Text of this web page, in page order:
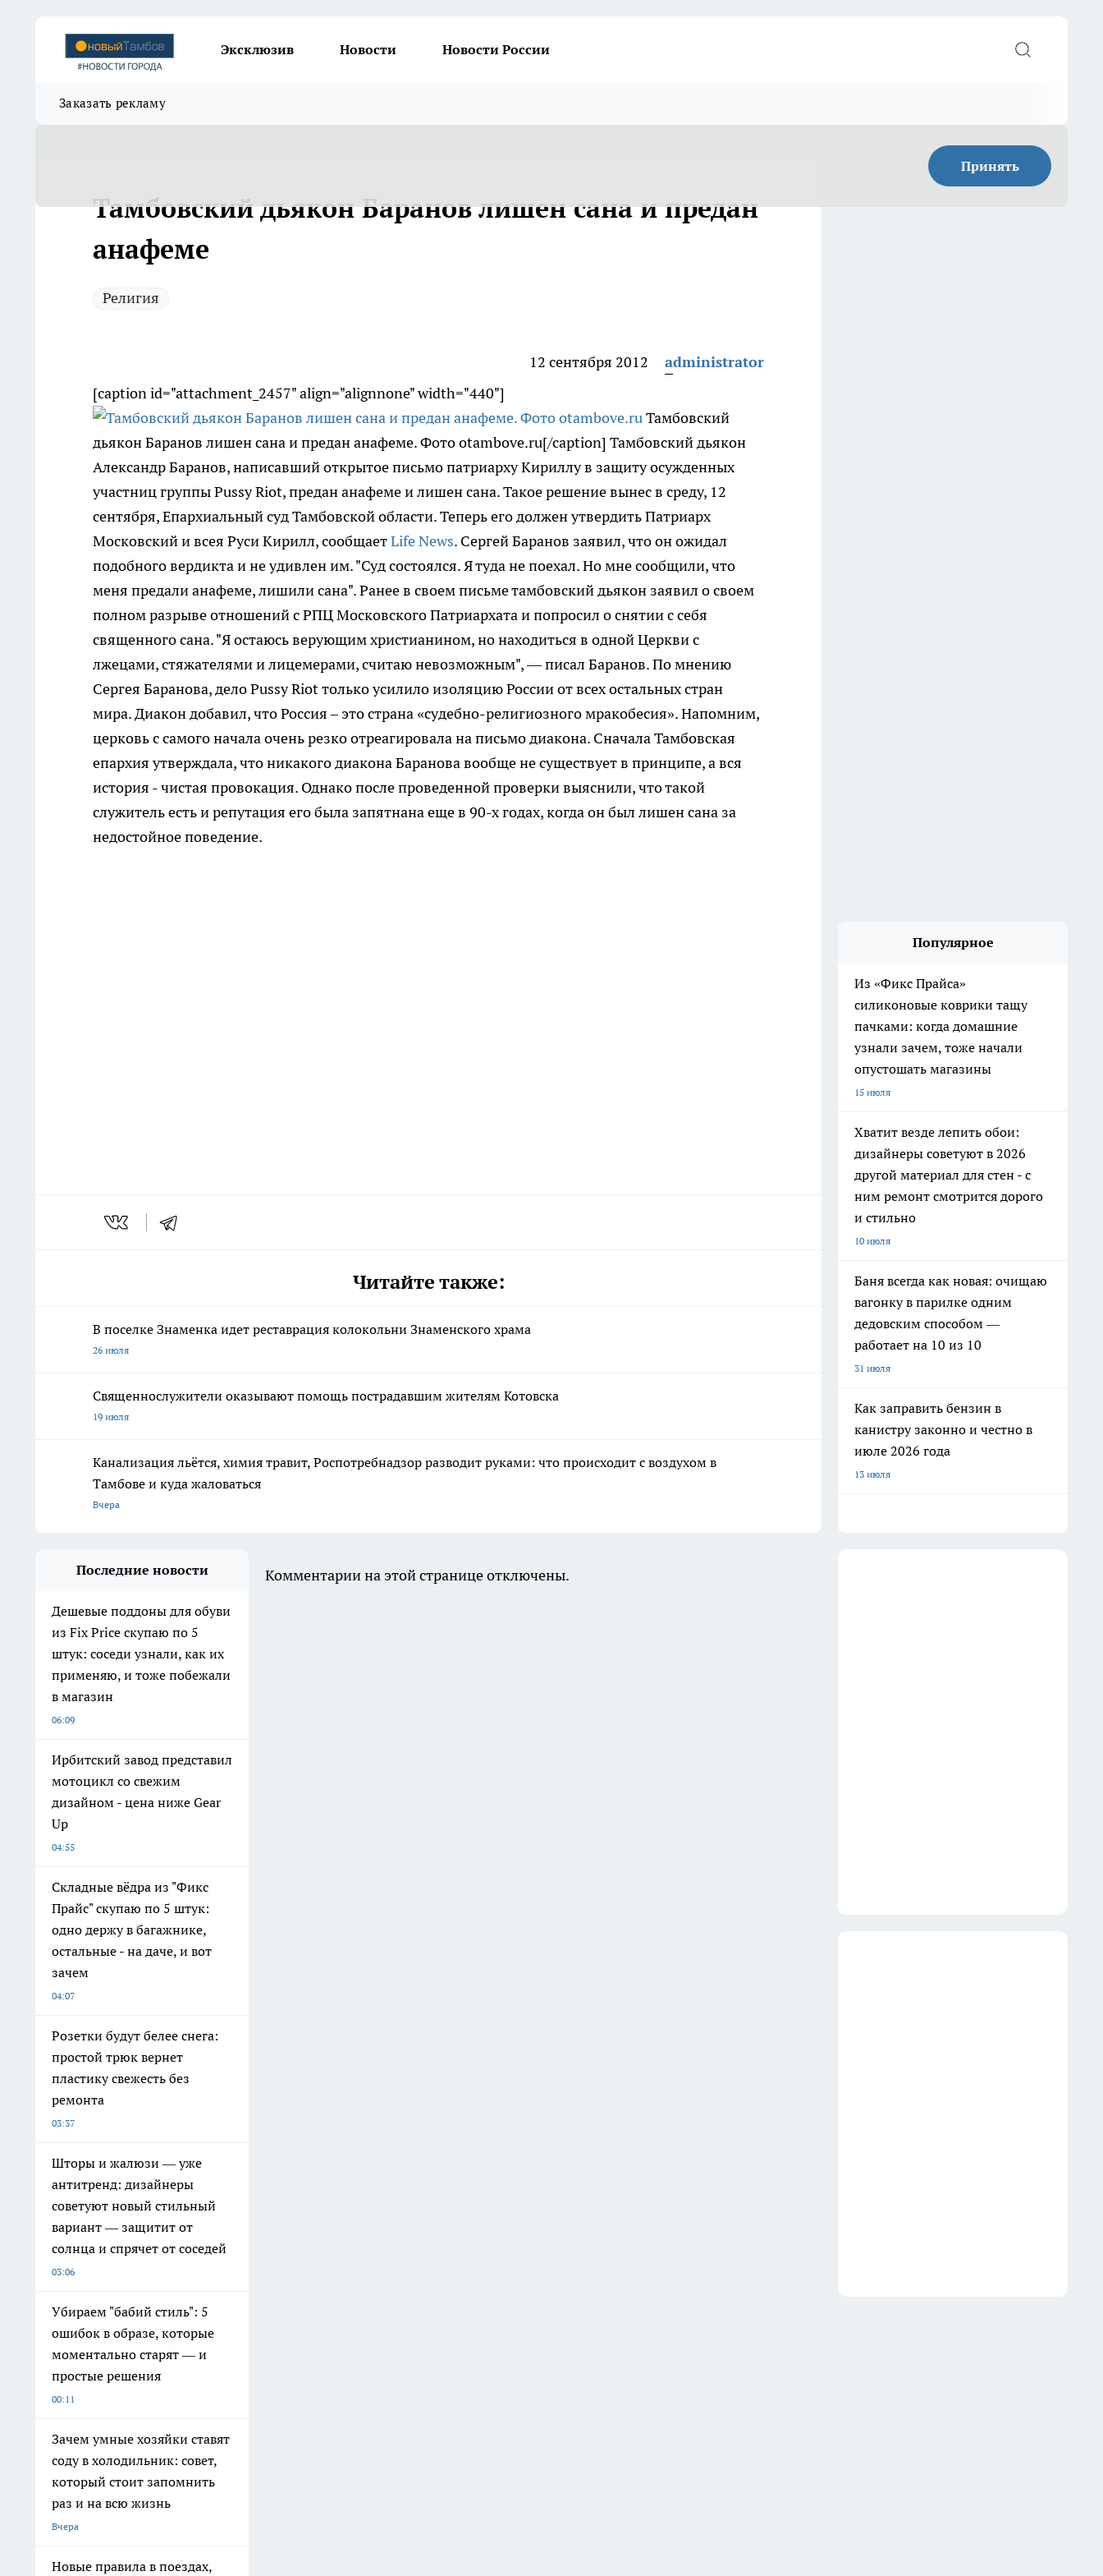
Эксклюзив Новости Новости России
Заказать рекламу
Принять
Тамбовский дьякон Баранов лишен сана и предан
анафеме
Религия
12 сентября 2012
administrator
[caption id="attachment_2457" align="alignnone" width="440"]
Тамбовский
дьякон Баранов лишен сана и предан анафеме. Фото otambove.ru[/caption] Тамбовский дьякон
Александр Баранов, написавший открытое письмо патриарху Кириллу в защиту осужденных
участниц группы Pussy Riot, предан анафеме и лишен сана. Такое решение вынес в среду, 12
сентября, Епархиальный суд Тамбовской области. Теперь его должен утвердить Патриарх
Московский и всея Руси Кирилл, сообщаетLife News. Сергей Баранов заявил, что он ожидал
подобного вердикта и не удивлен им. "Суд состоялся. Я туда не поехал. Но мне сообщили, что
меня предали анафеме, лишили сана". Ранее в своем письме тамбовский дьякон заявил о своем
полном разрыве отношений с РПЦ Московского Патриархата и попросил о снятии с себя
священного сана. "Я остаюсь верующим христианином, но находиться в одной Церкви с
лжецами, стяжателями и лицемерами, считаю невозможным", — писал Баранов. По мнению
Сергея Баранова, дело Pussy Riot только усилило изоляцию России от всех остальных стран
мира. Диакон добавил, что Россия – это страна «судебно-религиозного мракобесия». Напомним,
церковь с самого начала очень резко отреагировала на письмо диакона. Сначала Тамбовская
епархия утверждала, что никакого диакона Баранова вообще не существует в принципе, а вся
история - чистая провокация. Однако после проведенной проверки выяснили, что такой
служитель есть и репутация его была запятнана еще в 90-х годах, когда он был лишен сана за
недостойное поведение.
Читайте также:
В поселке Знаменка идет реставрация колокольни Знаменского храма
26 июля
Священнослужители оказывают помощь пострадавшим жителям Котовска
19 июля
Канализация льётся, химия травит, Роспотребнадзор разводит руками: что происходит с воздухом в
Тамбове и куда жаловаться
Вчера
Популярное
Из «Фикс Прайса»
силиконовые коврики тащу
пачками: когда домашние
узнали зачем, тоже начали
опустошать магазины
15 июля
Хватит везде лепить обои:
дизайнеры советуют в 2026
другой материал для стен - с
ним ремонт смотрится дорого
и стильно
10 июля
Баня всегда как новая: очищаю
вагонку в парилке одним
дедовским способом —
работает на 10 из 10
31 июля
Как заправить бензин в
канистру законно и честно в
июле 2026 года
13 июля
Последние новости
Дешевые поддоны для обуви
из Fix Price скупаю по 5
штук: соседи узнали, как их
применяю, и тоже побежали
в магазин
06:09
Ирбитский завод представил
мотоцикл со свежим
дизайном - цена ниже Gear
Up
04:55
Складные вёдра из "Фикс
Прайс" скупаю по 5 штук:
одно держу в багажнике,
остальные - на даче, и вот
зачем
04:07
Розетки будут белее снега:
простой трюк вернет
пластику свежесть без
ремонта
03:37
Шторы и жалюзи — уже
антитренд: дизайнеры
советуют новый стильный
вариант — защитит от
солнца и спрячет от соседей
03:06
Убираем "бабий стиль": 5
ошибок в образе, которые
моментально старят — и
простые решения
00:11
Зачем умные хозяйки ставят
соду в холодильник: совет,
который стоит запомнить
раз и на всю жизнь
Вчера
Новые правила в поездах,
Комментарии на этой странице отключены.